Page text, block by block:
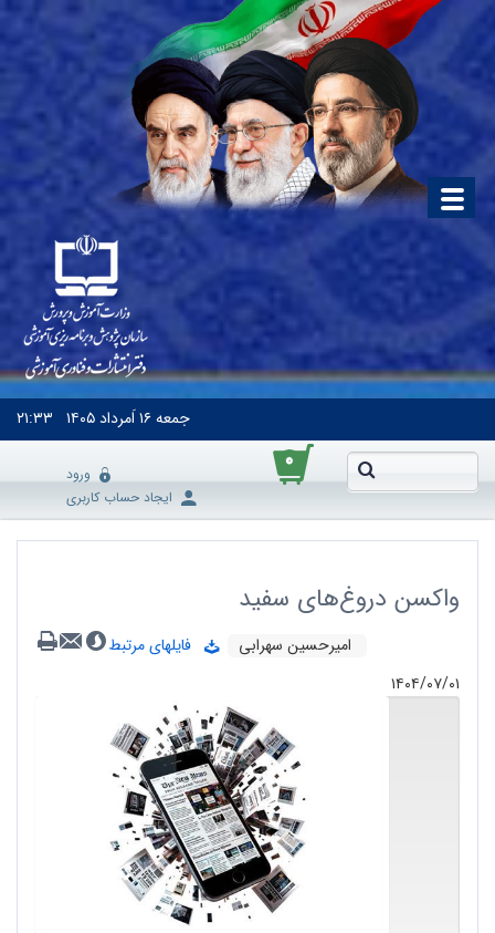
جمعه۱۶ اَمرداد ۱۴۰۵ ۲۱:۳۳
۰
ورود
ایجاد حساب کاربری
واکسن دروغ‌های سفید
امیرحسین سهرابی
فایلهای مرتبط
۱۴۰۴/۰۷/۰۱